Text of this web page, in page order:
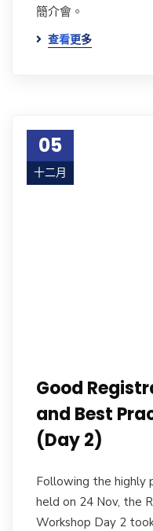
簡介會。
查看更多
05
十二月
Good
and Best
(Day 2)
Following the highly
held on 24 Nov, the
Workshop Day 2